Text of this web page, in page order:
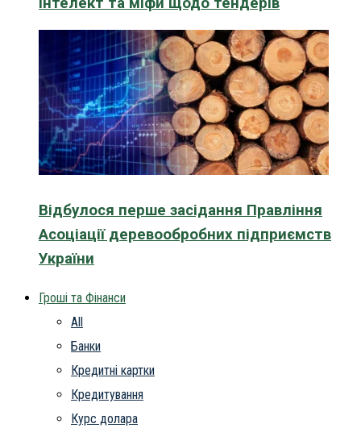
Відбулося перше засідання Правління
Асоціації деревообробних підприємств
України
Гроші та Фінанси
All
Банки
Кредитні картки
Кредитування
Курс долара